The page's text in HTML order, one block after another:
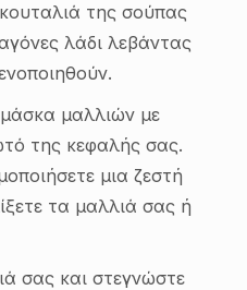
της σούπας
λάδι λεβάντας
μαλλιών με
της κεφαλής σας.
μια ζεστή
τα μαλλιά σας ή
σας και στεγνώστε